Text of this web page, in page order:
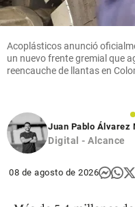
Acoplásticos anunció
un nuevo frente gremial que
reencauche de llantas en
1
Juan Pablo Álvarez
Digital - Alcance
08 de agosto de 2026